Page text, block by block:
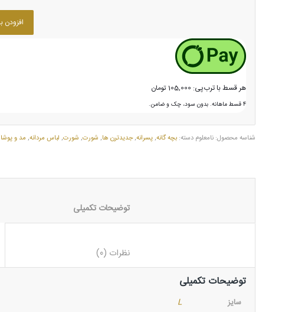
افزودن
هر قسط با ترب‌پی: 105,000تومان
۴ قسط ماهانه. بدون سود، چک و ضامن.
شناسه محصول: نامعلوم دسته: بچه گانه,پسرانه,جدیدترن ها, شورت, شورت, لباس مردانه, مد و
توضیحات تکمیلی
سایز L